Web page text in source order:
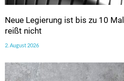
Neue Legierung ist bis zu 10
reißt nicht
2. August 2026